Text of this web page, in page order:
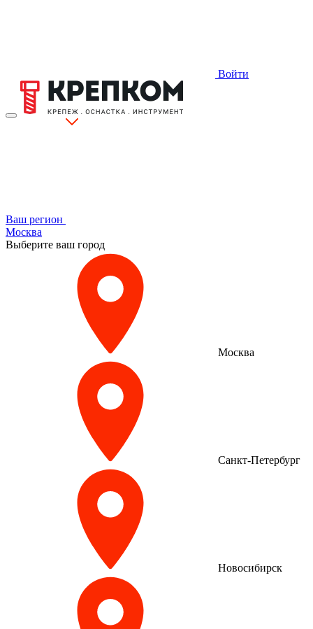
Войти
Ваш регион
Москва
Выберите ваш город
Москва
Санкт-Петербург
Новосибирск